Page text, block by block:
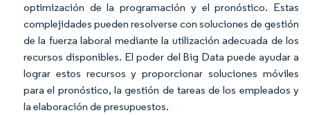
optimización de la programación y el pronóstico. Estas
complejidades pueden resolverse con soluciones de gestión
de la fuerza laboral mediante la utilización adecuada de los
recursos disponibles. El poder del Big Data puede ayudar a
lograr estos recursos y proporcionar soluciones móviles
para el pronóstico, la gestión de tareas de los empleados y
la elaboración de presupuestos.